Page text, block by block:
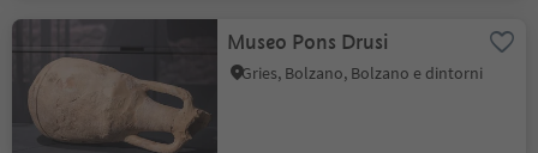
Museo Pons Drusi
Gries, Bolzano, Bolzano e dintorni